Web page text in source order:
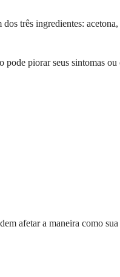
três ingredientes:
pode piorar seus sintomas
afetar a maneira como